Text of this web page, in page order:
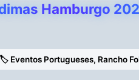
Hamburgo
🏷 Eventos Portugueses, Rancho